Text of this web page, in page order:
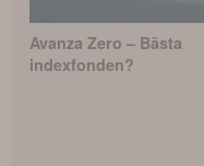
Avanza Zero – Bästa
indexfonden?